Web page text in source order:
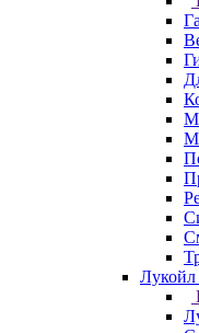
Лукойл